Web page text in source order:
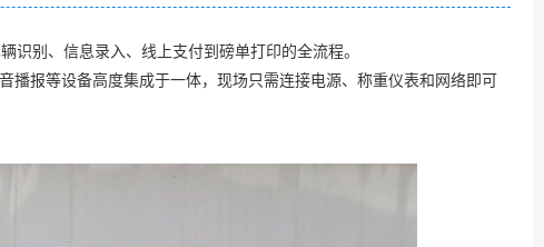
识别、信息录入、线上支付到磅单打印的全流程。
报等设备高度集成于一体，现场只需连接电源、称重仪表和网络即可